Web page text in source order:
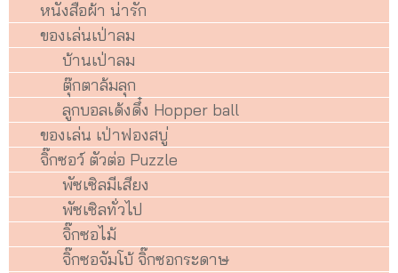
หนังสือผ้า น่ารัก
ของเล่นเป่าลม
บ้านเป่าลม
ตุ๊กตาล้มลุก
ลูกบอลเด้งดึ๋ง Hopper ball
ของเล่น เป่าฟองสบู่
จิ๊กซอว์ ตัวต่อ Puzzle
พัซเซิลมีเสียง
พัซเซิลทั่วไป
จิ๊กซอไม้
จิ๊กซอจัมโบ้ จิ๊กซอกระดาษ